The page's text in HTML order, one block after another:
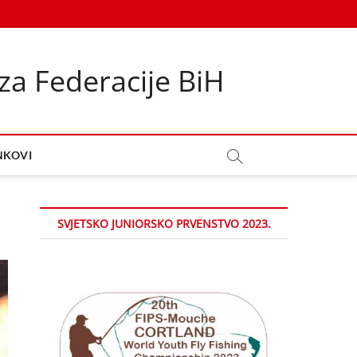
Federacije BiH
SVJETSKO JUNIORSKO PRVENSTVO 2023.